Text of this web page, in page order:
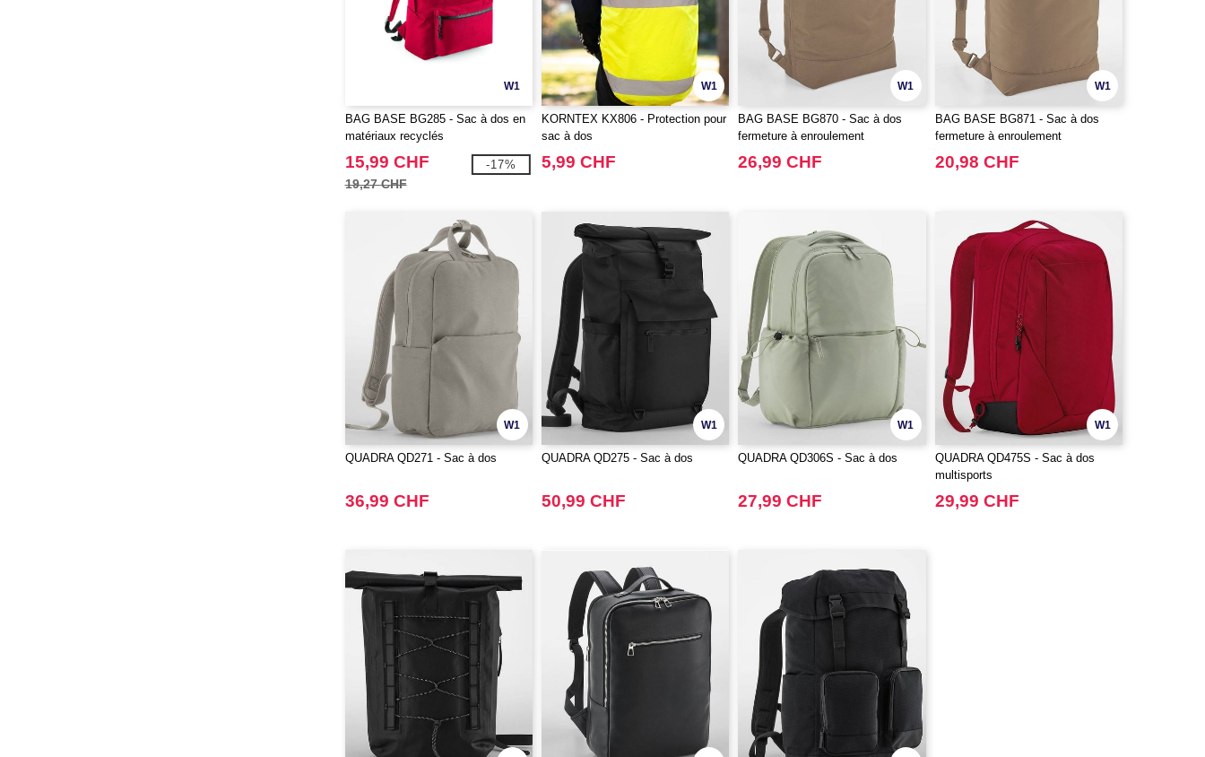
W1
BAG BASE BG285 - Sac à dos en
matériaux recyclés
15,99 CHF
19,27 CHF
-17%
W1
KORNTEX KX806 - Protection pour
sac à dos
5,99 CHF
W1
BAG BASE BG870 - Sac à dos
fermeture à enroulement
26,99 CHF
W1
BAG BASE BG871 - Sac à dos
fermeture à enroulement
20,98 CHF
W1
QUADRA QD271 - Sac à dos
36,99 CHF
W1
QUADRA QD275 - Sac à dos
50,99 CHF
W1
QUADRA QD306S - Sac à dos
27,99 CHF
W1
QUADRA QD475S - Sac à dos
multisports
29,99 CHF